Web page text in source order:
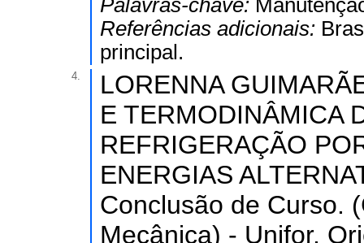
Palavras-chave:
Referências adicionais:
principal.
4.
LORENNA
E TERMODINÂMICA
REFRIGERAÇÃO
ENERGIAS
Conclusão de Curso.
Mecânica) - Unifor.